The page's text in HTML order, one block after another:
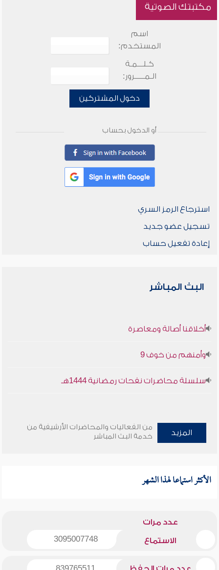
مكتبتك الصوتية
اسم
المستخدم:
كـلـــمـة
الـمـــــرور:
دخول المشتركين
أو الدخول بحساب
استرجاع الرمز السري
تسجيل عضو جديد
إعادة تفعيل حساب
البث المباشر
أخلاقنا أصالة ومعاصرة
وأمنهم من خوف 9
سلسلة محاضرات نفحات رمضانية 1444هـ
المزيد
من الفعاليات والمحاضرات الأرشيفية من
خدمة البث المباشر
الأكثر استماعا لهذا الشهر
عدد مرات
الاستماع 3095007748